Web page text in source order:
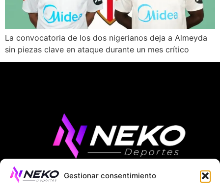
Gestionar consentimiento
La convocatoria de los dos nigerianos deja a Almeyda
sin piezas clave en ataque durante un mes crítico
ÚLTIMAS NOTICIAS COMPETICIONES EUROPEAS